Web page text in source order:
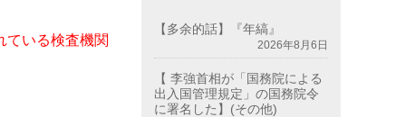
ている検査機関
【多余的話】『年縞』
2026年8月6日
【 李強首相が「国務院による
出入国管理規定」の国務院令
に署名した】(その他)